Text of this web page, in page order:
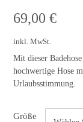
69,00 €
inkl. MwSt.
Mit dieser
hochwertige Hose
Urlaubsstimmung.
Größe